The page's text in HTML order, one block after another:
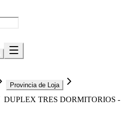
Provincia de Loja
DUPLEX TRES DORMITORIOS -